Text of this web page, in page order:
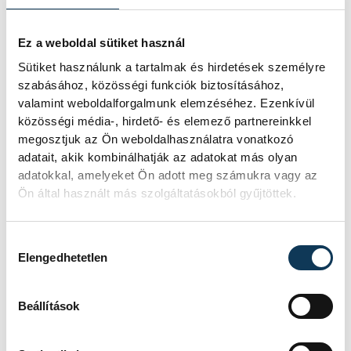
Ez a weboldal sütiket használ
Sütiket használunk a tartalmak és hirdetések személyre
szabásához, közösségi funkciók biztosításához,
valamint weboldalforgalmunk elemzéséhez. Ezenkívül
közösségi média-, hirdető- és elemező partnereinkkel
megosztjuk az Ön weboldalhasználatra vonatkozó
adatait, akik kombinálhatják az adatokat más olyan
adatokkal, amelyeket Ön adott meg számukra vagy az
Ön által használt más szolgáltatásokból gyűjtöttek.
Elengedhetetlen
Beállítások
technológiai kihívásokat. A
felelt a hazai energetikai
fejlesztésekért és a paksi blokkok
működéséért, arra figyelmeztet: az
erőmű olyan üzemállapotban van,
amelyre eredetileg nem tervezték.
A Tisza-frakció
kezdeményezte, hogy
jövő kedden legyen az
a parlament jövő kedden válassza